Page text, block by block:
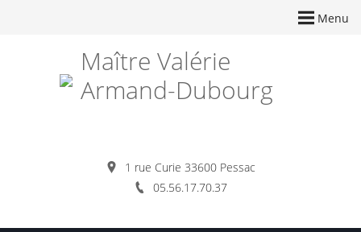
Menu
Maître Valérie
Armand-Dubourg
1 rue Curie 33600 Pessac
05.56.17.70.37